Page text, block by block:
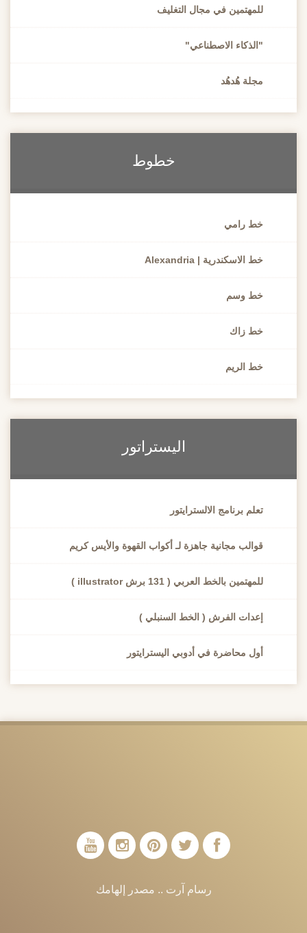
للمهتمين في مجال التغليف
"الذكاء الاصطناعي"
مجلة هُدهُد
خطوط
خط رامي
خط الاسكندرية | Alexandria
خط وسم
خط زاك
خط الريم
اليستراتور
تعلم برنامج الالسترايتور
قوالب مجانية جاهزة لـ أكواب القهوة والأيس كريم
للمهتمين بالخط العربي ( 131 برش illustrator )
إعدات الفرش ( الخط السنبلي )
أول محاضرة في أدوبي اليسترايتور
رسام آرت .. مصدر إلهامك